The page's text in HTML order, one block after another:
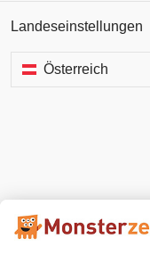
Landeseinstellungen
Österreich